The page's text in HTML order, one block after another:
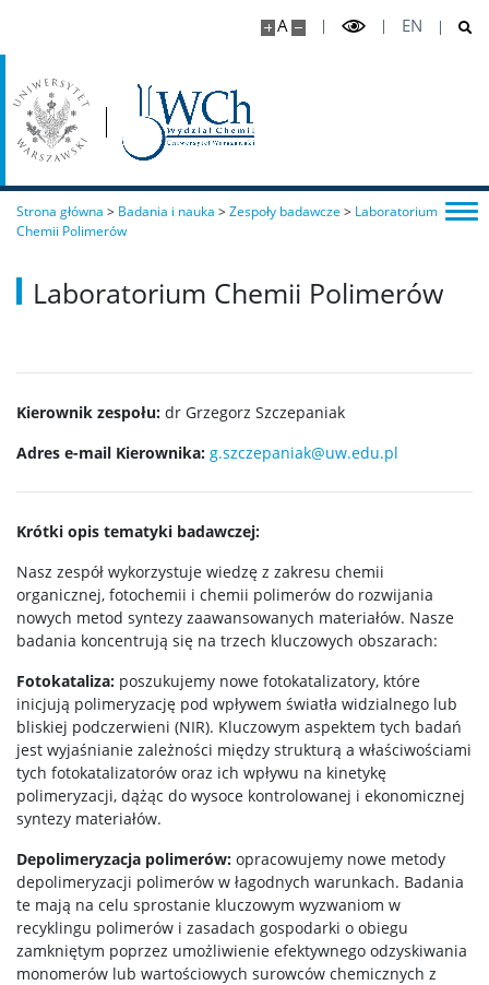
A EN
Chemiczna analiza instrumentalna I stopnia
Nanoinżynieria
Chemia II stopnia
Chemia stosowana II stopnia
Master Studies in Chemistry in English (EN)
Studia w ramach MISMaP
Studia podyplomowe
Dziekanat Studencki
Pełnomocniczka ds. osób ze specjalnymi
potrzebami edukacyjnymi
Samorząd Studencki
Praktyki Studenckie
Strona główna > Badania i nauka >Zespoły badawcze > Laboratorium
Chemii Polimerów
Laboratorium Chemii Polimerów
Kierownik zespołu: dr Grzegorz Szczepaniak
Adres e-mail Kierownika: g.szczepaniak@uw.edu.pl
Krótki opis tematyki badawczej:
Nasz zespół wykorzystuje wiedzę z zakresu chemii
organicznej, fotochemii i chemii polimerów do rozwijania
nowych metod syntezy zaawansowanych materiałów. Nasze
badania koncentrują się na trzech kluczowych obszarach:
Fotokataliza: poszukujemy nowe fotokatalizatory, które
inicjują polimeryzację pod wpływem światła widzialnego lub
bliskiej podczerwieni (NIR). Kluczowym aspektem tych badań
jest wyjaśnianie zależności między strukturą a właściwościami
tych fotokatalizatorów oraz ich wpływu na kinetykę
polimeryzacji, dążąc do wysoce kontrolowanej i ekonomicznej
syntezy materiałów.
Depolimeryzacja polimerów: opracowujemy nowe metody
depolimeryzacji polimerów w łagodnych warunkach. Badania
te mają na celu sprostanie kluczowym wyzwaniom w
recyklingu polimerów i zasadach gospodarki o obiegu
zamkniętym poprzez umożliwienie efektywnego odzyskiwania
monomerów lub wartościowych surowców chemicznych z